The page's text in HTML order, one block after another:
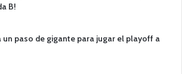
B!
un paso de gigante para jugar el playoff a